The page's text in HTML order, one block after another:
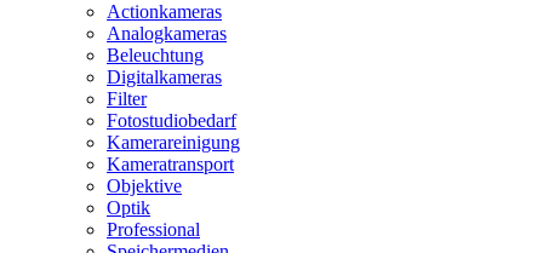
Actionkameras
Analogkameras
Beleuchtung
Digitalkameras
Filter
Fotostudiobedarf
Kamerareinigung
Kameratransport
Objektive
Optik
Professional